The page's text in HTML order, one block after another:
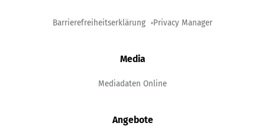
Barrierefreiheitserklärung Privacy Manager
Media
Mediadaten Online
Angebote